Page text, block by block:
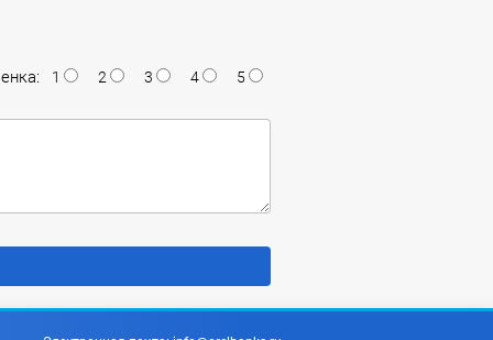
1 2 3 4 5